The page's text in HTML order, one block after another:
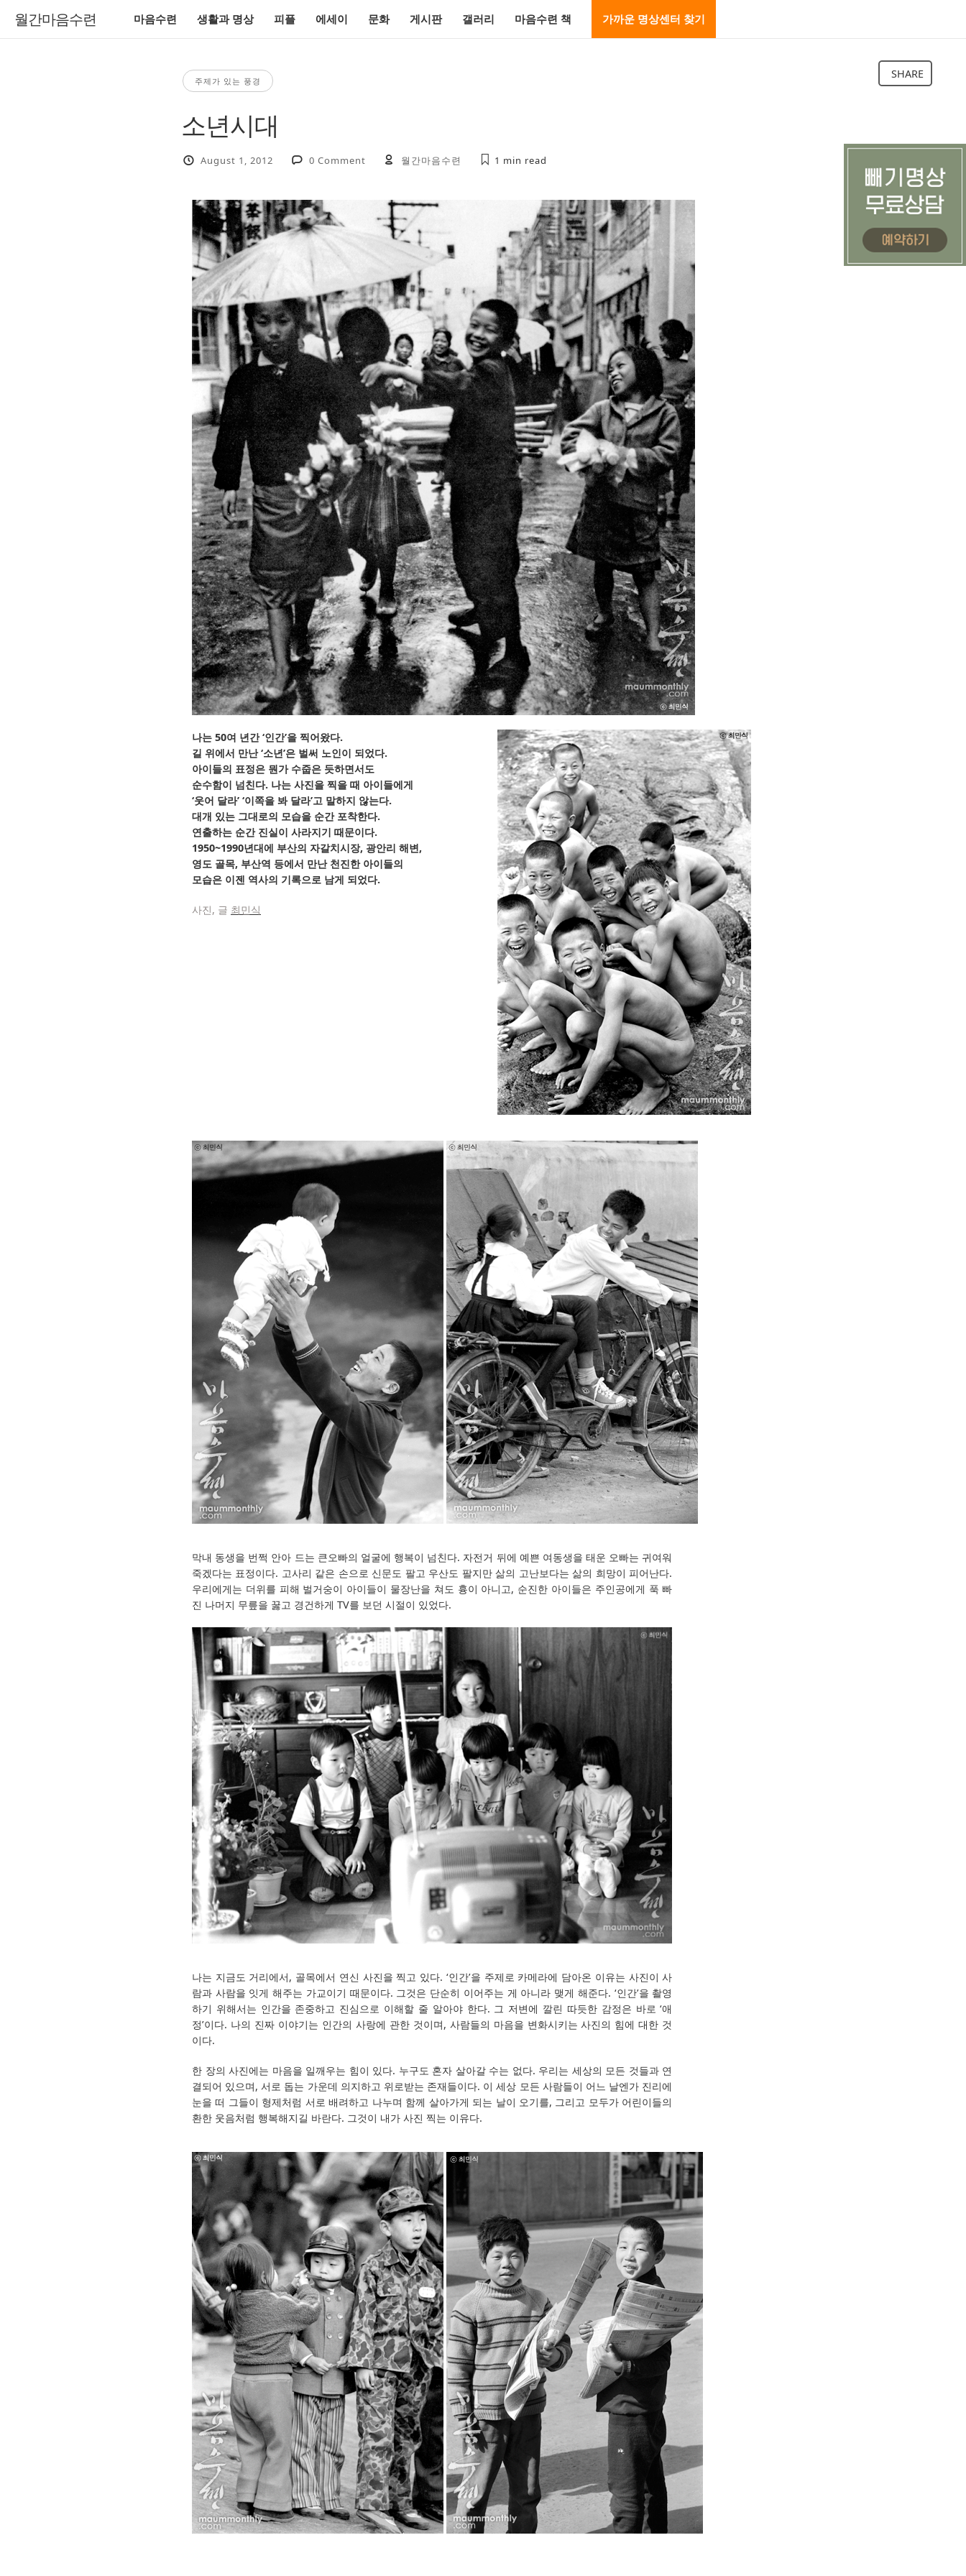
월간마음수련 마음수련 생활과 명상 피플 에세이 문화 게시판 갤러리 마음수련 책 가까운 명상센터 찾기
주제가 있는 풍경
소년시대
August 1, 2012 0 Comment 월간마음수련 1 min read
SHARE
나는 50여 년간 ‘인간’을 찍어왔다.
길 위에서 만난 ‘소년’은 벌써 노인이 되었다.
아이들의 표정은 뭔가 수줍은 듯하면서도
순수함이 넘친다. 나는 사진을 찍을 때 아이들에게
‘웃어 달라’ ‘이쪽을 봐 달라’고 말하지 않는다.
대개 있는 그대로의 모습을 순간 포착한다.
연출하는 순간 진실이 사라지기 때문이다.
1950~1990년대에 부산의 자갈치시장, 광안리 해변,
영도 골목, 부산역 등에서 만난 천진한 아이들의
모습은 이젠 역사의 기록으로 남게 되었다.
사진, 글 최민식
막내 동생을 번쩍 안아 드는 큰오빠의 얼굴에 행복이 넘친다. 자전거 뒤에 예쁜 여동생을 태운 오빠는 귀여워
죽겠다는 표정이다. 고사리 같은 손으로 신문도 팔고 우산도 팔지만 삶의 고난보다는 삶의 희망이 피어난다.
우리에게는 더위를 피해 벌거숭이 아이들이 물장난을 쳐도 흉이 아니고, 순진한 아이들은 주인공에게 푹 빠
진 나머지 무릎을 꿇고 경건하게 TV를 보던 시절이 있었다.
나는 지금도 거리에서, 골목에서 연신 사진을 찍고 있다. ‘인간’을 주제로 카메라에 담아온 이유는 사진이 사
람과 사람을 잇게 해주는 가교이기 때문이다. 그것은 단순히 이어주는 게 아니라 맺게 해준다. ‘인간’을 촬영
하기 위해서는 인간을 존중하고 진심으로 이해할 줄 알아야 한다. 그 저변에 깔린 따듯한 감정은 바로 ‘애
정’이다. 나의 진짜 이야기는 인간의 사랑에 관한 것이며, 사람들의 마음을 변화시키는 사진의 힘에 대한 것
이다.
한 장의 사진에는 마음을 일깨우는 힘이 있다. 누구도 혼자 살아갈 수는 없다. 우리는 세상의 모든 것들과 연
결되어 있으며, 서로 돕는 가운데 의지하고 위로받는 존재들이다. 이 세상 모든 사람들이 어느 날엔가 진리에
눈을 떠 그들이 형제처럼 서로 배려하고 나누며 함께 살아가게 되는 날이 오기를, 그리고 모두가 어린이들의
환한 웃음처럼 행복해지길 바란다. 그것이 내가 사진 찍는 이유다.